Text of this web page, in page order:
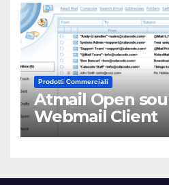
Prodotti Commerciali
Atmail Open
Webmail Client